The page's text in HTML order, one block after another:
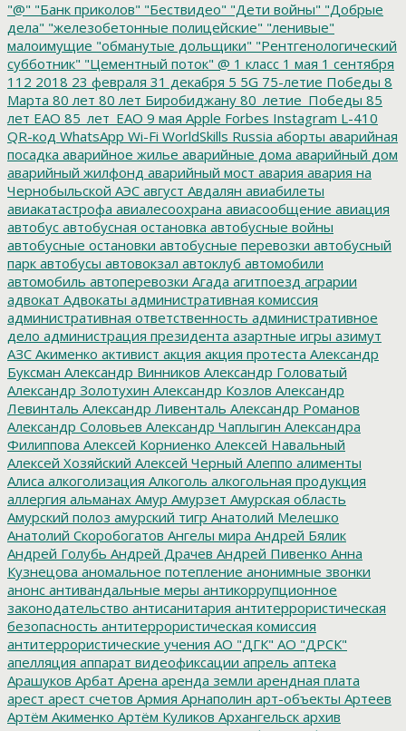
"@" "Банк приколов" "Бествидео" "Дети войны" "Добрые
дела" "железобетонные полицейские" "ленивые"
малоимущие "обманутые дольщики" "Рентгенологический
субботник" "Цементный поток" @ 1 класс 1 мая 1 сентября
112 2018 23 февраля 31 декабря 5 5G 75-летие Победы 8
Марта 80 лет 80 лет Биробиджану 80_летие_Победы 85
лет ЕАО 85_лет_ЕАО 9 мая Apple Forbes Instagram L-410
QR-код WhatsApp Wi-Fi WorldSkills Russia аборты аварийная
посадка аварийное жилье аварийные дома аварийный дом
аварийный жилфонд аварийный мост авария авария на
Чернобыльской АЭС август Авдалян авиабилеты
авиакатастрофа авиалесоохрана авиасообщение авиация
автобус автобусная остановка автобусные войны
автобусные остановки автобусные перевозки автобусный
парк автобусы автовокзал автоклуб автомобили
автомобиль автоперевозки Агада агитпоезд аграрии
адвокат Адвокаты административная комиссия
административная ответственность административное
дело администрация президента азартные игры азимут
АЗС Акименко активист акция акция протеста Александр
Буксман Александр Винников Александр Головатый
Александр Золотухин Александр Козлов Александр
Левинталь Александр Ливенталь Александр Романов
Александр Соловьев Александр Чаплыгин Александра
Филиппова Алексей Корниенко Алексей Навальный
Алексей Хозяйский Алексей Черный Алеппо алименты
Алиса алкоголизация Алкоголь алкогольная продукция
аллергия альманах Амур Амурзет Амурская область
Амурский полоз амурский тигр Анатолий Мелешко
Анатолий Скоробогатов Ангелы мира Андрей Бялик
Андрей Голубь Андрей Драчев Андрей Пивенко Анна
Кузнецова аномальное потепление анонимные звонки
анонс антивандальные меры антикоррупционное
законодательство антисанитария антитеррористическая
безопасность антитеррористическая комиссия
антитеррористические учения АО "ДГК" АО "ДРСК"
апелляция аппарат видеофиксации апрель аптека
Арашуков Арбат Арена аренда земли арендная плата
арест арест счетов Армия Арнаполин арт-объекты Артеев
Артём Акименко Артём Куликов Архангельск архив